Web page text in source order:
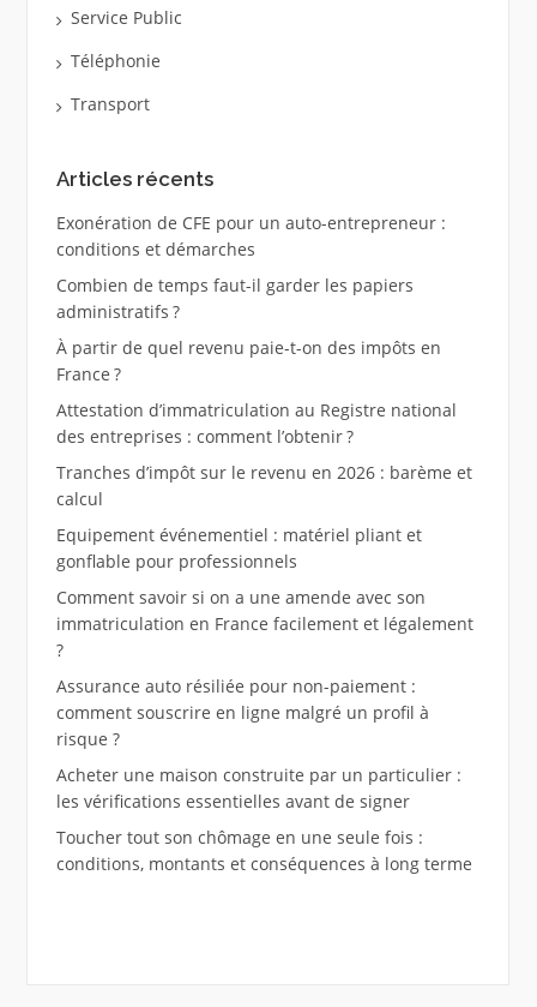
Service Public
Téléphonie
Transport
Articles récents
Exonération de CFE pour un auto-entrepreneur :
conditions et démarches
Combien de temps faut-il garder les papiers
administratifs ?
À partir de quel revenu paie-t-on des impôts en
France ?
Attestation d’immatriculation au Registre national
des entreprises : comment l’obtenir ?
Tranches d’impôt sur le revenu en 2026 : barème et
calcul
Equipement événementiel : matériel pliant et
gonflable pour professionnels
Comment savoir si on a une amende avec son
immatriculation en France facilement et légalement
?
Assurance auto résiliée pour non-paiement :
comment souscrire en ligne malgré un profil à
risque ?
Acheter une maison construite par un particulier :
les vérifications essentielles avant de signer
Toucher tout son chômage en une seule fois :
conditions, montants et conséquences à long terme